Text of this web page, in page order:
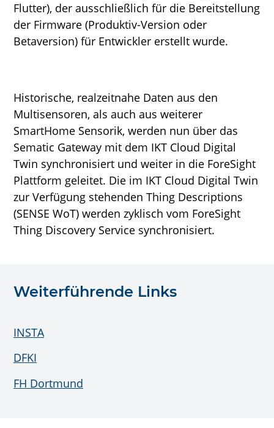
Flutter), der ausschließlich für die Bereitstellung
der Firmware (Produktiv-Version oder
Betaversion) für Entwickler erstellt wurde.
Historische, realzeitnahe Daten aus den
Multisensoren, als auch aus weiterer
SmartHome Sensorik, werden nun über das
Sematic Gateway mit dem IKT Cloud Digital
Twin synchronisiert und weiter in die ForeSight
Plattform geleitet. Die im IKT Cloud Digital Twin
zur Verfügung stehenden Thing Descriptions
(SENSE WoT) werden zyklisch vom ForeSight
Thing Discovery Service synchronisiert.
Weiterführende Links
INSTA
DFKI
FH Dortmund